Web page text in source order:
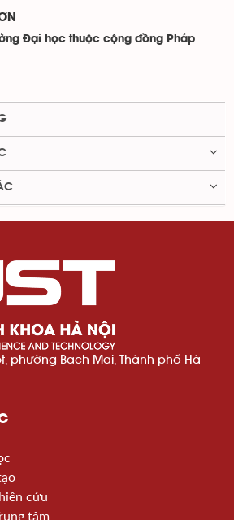
Đại học thuộc cộng đồng Pháp
phường Bạch Mai, Thành phố Hà
cứu
tâm